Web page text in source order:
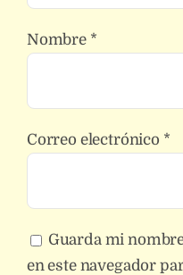
Nombre *
Correo electrónico *
Guarda mi
en este navegador